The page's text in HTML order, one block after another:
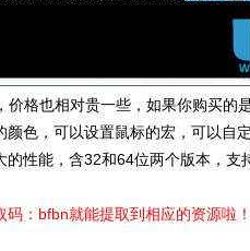
格也相对贵一些，如果你购买的
色，可以设置鼠标的宏，可以自
性能，含32和64位两个版本，
：bfbn就能提取到相应的资源啦！